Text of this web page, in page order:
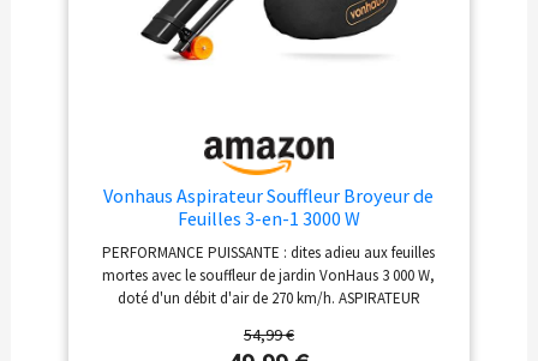
Vonhaus Aspirateur Souffleur Broyeur de
Feuilles 3-en-1 3000 W
PERFORMANCE PUISSANTE : dites adieu aux feuilles
mortes avec le souffleur de jardin VonHaus 3 000 W,
doté d'un débit d'air de 270 km/h. ASPIRATEUR
feuilles mortes avec cet aspirateur souffleur de feuilles
54,99 €